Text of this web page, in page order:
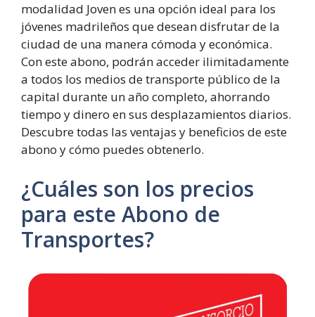
modalidad Joven es una opción ideal para los
jóvenes madrileños que desean disfrutar de la
ciudad de una manera cómoda y económica.
Con este abono, podrán acceder ilimitadamente
a todos los medios de transporte público de la
capital durante un año completo, ahorrando
tiempo y dinero en sus desplazamientos diarios.
Descubre todas las ventajas y beneficios de este
abono y cómo puedes obtenerlo.
¿Cuáles son los precios
para este Abono de
Transportes?